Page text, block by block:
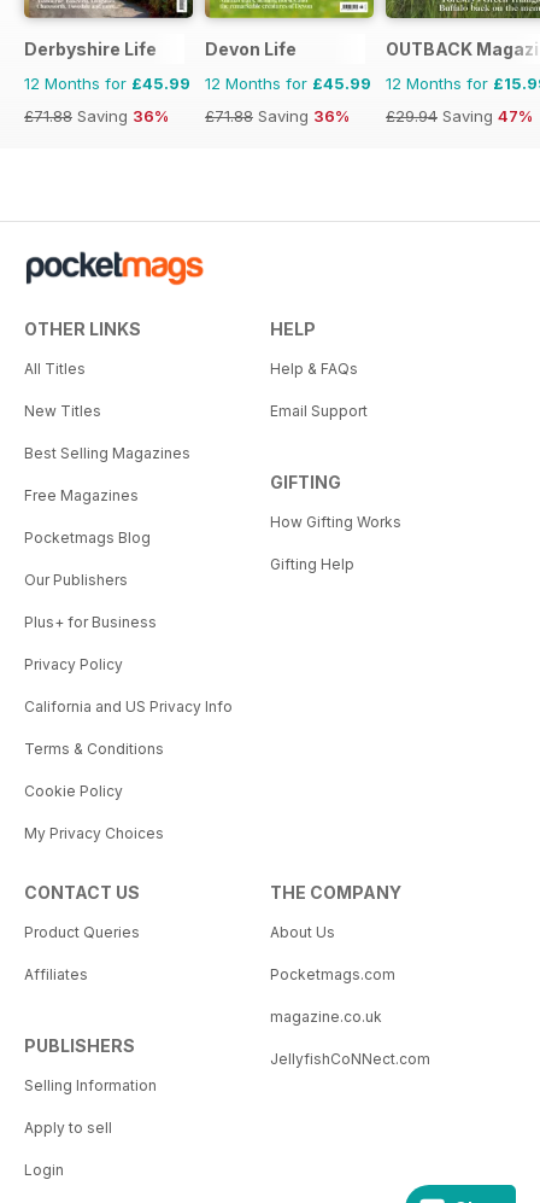
Derbyshire Life
12 Months for £45.99
£71.88 Saving 36%
Devon Life
12 Months for £45.99
£71.88 Saving 36%
OUTBACK
12 Months for
£29.94 Saving 47%
OTHER LINKS
All Titles
New Titles
Best Selling Magazines
Free Magazines
Pocketmags Blog
Our Publishers
Plus+ for Business
Privacy Policy
California and US Privacy Info
Terms & Conditions
Cookie Policy
My Privacy Choices
HELP
Help & FAQs
Email Support
GIFTING
How Gifting Works
Gifting Help
CONTACT US
Product Queries
Affiliates
PUBLISHERS
Selling Information
Apply to sell
Login
THE COMPANY
About Us
Pocketmags.com
magazine.co.uk
JellyfishCoNNect.com